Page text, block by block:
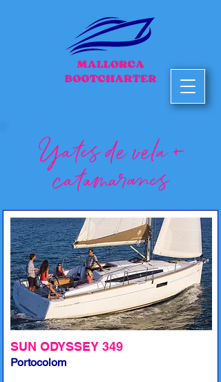
Yates de vela +
catamaranes
SUN ODYSSEY 349
Portocolom